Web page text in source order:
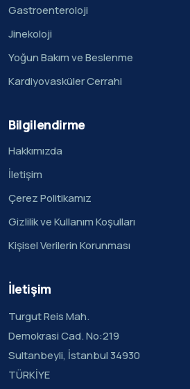
Gastroenteroloji
Jinekoloji
Yoğun Bakım ve Beslenme
Kardiyovasküler Cerrahi
Bilgilendirme
Hakkımızda
İletişim
Çerez Politikamız
Gizlilik ve Kullanım Koşulları
Kişisel Verilerin Korunması
İletişim
Turgut Reis Mah.
Demokrasi Cad. No:219
Sultanbeyli, İstanbul 34930
TÜRKİYE